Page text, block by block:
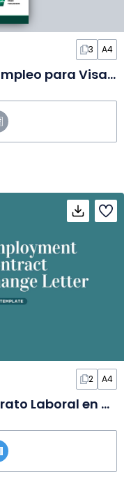
3 A4
Carta de Verificación de Empleo para Visa en Diapositivas
2 A4
Carta de Cambio de Contrato Laboral en Documento